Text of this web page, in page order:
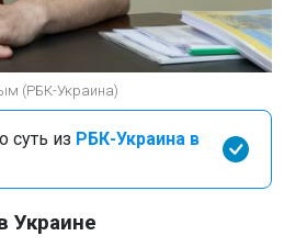
(РБК-Украина)
суть из РБК-Украина в
Украине